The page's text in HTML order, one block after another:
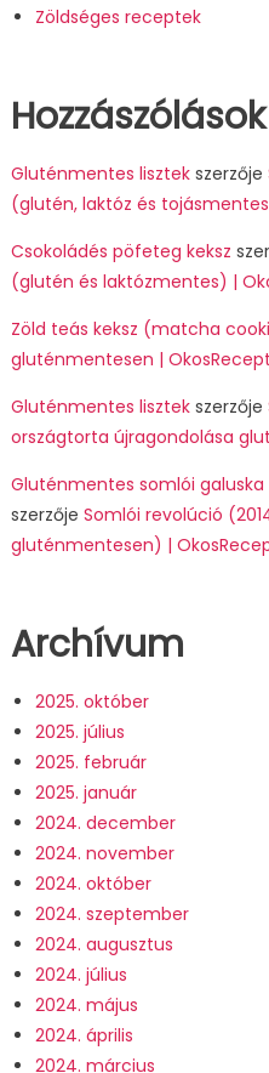
Zöldséges receptek
Hozzászólások
Gluténmentes lisztekszerzője
(glutén, laktóz és
Csokoládés pöfeteg keksz
(glutén és laktózmentes) |
Zöld teás keksz (matcha
gluténmentesen |
Gluténmentes lisztekszerzője
országtorta újragondolása
Gluténmentes somlói
szerzője Somlói revolúció
gluténmentesen) |
Archívum
2025. október
2025. július
2025. február
2025. január
2024. december
2024. november
2024. október
2024. szeptember
2024. augusztus
2024. július
2024. május
2024. április
2024. március